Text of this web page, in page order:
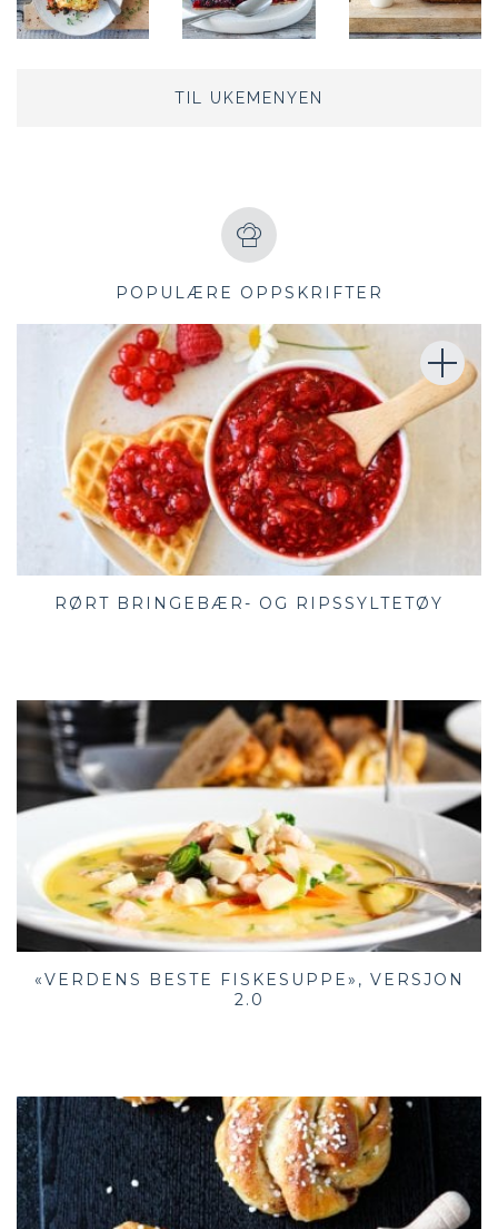
TIL UKEMENYEN
POPULÆRE OPPSKRIFTER
RØRT BRINGEBÆR- OG RIPSSYLTETØY
«VERDENS BESTE FISKESUPPE», VERSJON
2.0